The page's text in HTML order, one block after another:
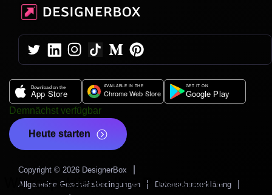
Demnächst verfügbar
Heute starten
Copyright © 2026 DesignerBox
Allgemeine Geschäftsbedingungen | Datenschutzerklärung
Wir respektieren Ihre Privatsphäre